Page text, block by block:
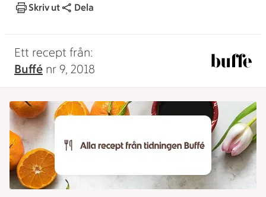
Skriv ut Dela
Ett recept från:
Buffé nr 9, 2018